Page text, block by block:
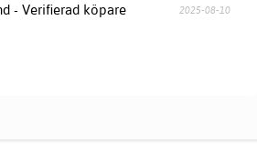
- Verifierad köpare 2025-08-10